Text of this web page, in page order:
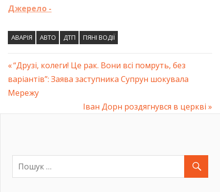
Джерело -
АВАРІЯ АВТО ДТП ПЯНІ ВОДІЇ
Навігація
записів
Previous
Post:
“Друзі, колеги! Це рак. Вони всі помруть, без
варіантів”: Заява заступника Супрун шокувала
Мережу
Next
Іван Дорн роздягнувся в церкві